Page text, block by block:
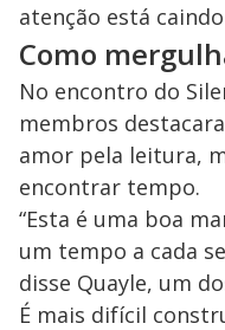
atenção está
Como
No encontro do
membros
amor pela leitura,
encontrar tempo.
“Esta é uma boa
um tempo a cada
disse Quayle, um
É mais difícil